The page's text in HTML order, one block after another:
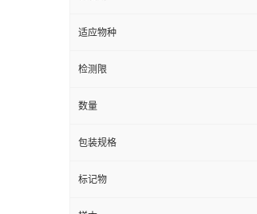
适应物种
检测限
数量
包装规格
标记物